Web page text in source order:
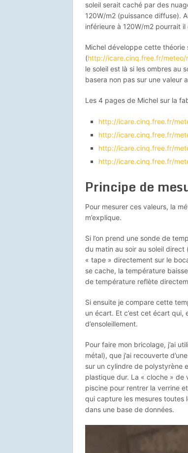
soleil serait caché par des
120W/m2 (puissance diffuse).
inférieure à 120W/m2 pourrait
Michel développe cette théorie
(http://icare.cinq.free.fr/meteo/
le soleil est là si les ombres au
basera non pas sur une valeur
Les 4 pages de Michel sur la
http://icare.cinq.free.fr/
http://icare.cinq.free.fr/
http://icare.cinq.free.fr/
http://icare.cinq.free.fr/
Principe de
Pour mesurer ces valeurs, la
m’explique.
Si l’on prend une sonde de
du matin au soir au soleil
« tape » directement sur le
se cache, la température
de température reflète
Si ensuite je compare cette
un écart. Et c’est cet écart qui,
d’ensoleillement.
Pour faire mon bricolage, j’ai
métal), que j’ai recouverte
sur un cylindre de polystyrène
plastique dur. La « cloche » de
piscine pour rentrer la verrine
qui capture les mesures toutes
dans une base de données.